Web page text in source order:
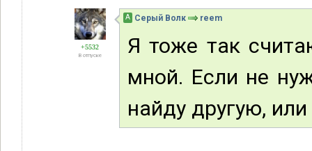
+5532
В отпуске
А Серый Волк reem
Я тоже так
мной. Если не
найду другую,